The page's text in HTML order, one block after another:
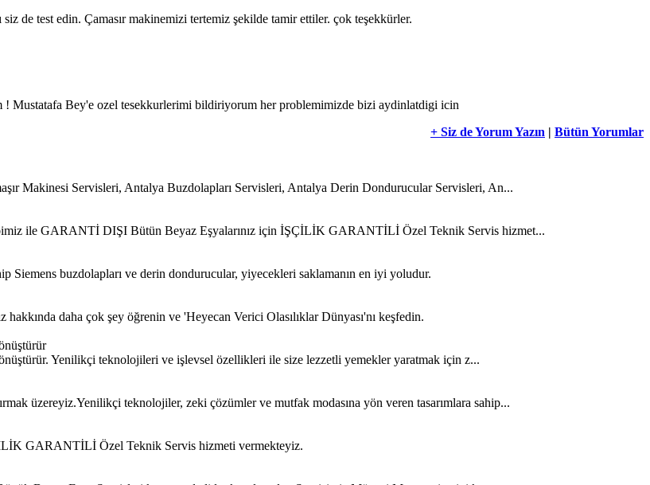
de test edin. Çamasır makinemizi tertemiz şekilde tamir ettiler. çok teşekkürler.
Bey'e ozel tesekkurlerimi bildiriyorum her problemimizde bizi aydinlatdigi icin
+ Siz de Yorum Yazın | Bütün Yorumlar
Makinesi Servisleri, Antalya Buzdolapları Servisleri, Antalya Derin Dondurucular Servisleri, An...
ile GARANTİ DIŞI Bütün Beyaz Eşyalarınız için İŞÇİLİK GARANTİLİ Özel Teknik Servis hizmet...
Siemens buzdolapları ve derin dondurucular, yiyecekleri saklamanın en iyi yoludur.
hakkında daha çok şey öğrenin ve 'Heyecan Verici Olasılıklar Dünyası'nı keşfedin.
Yenilikçi teknolojileri ve işlevsel özellikleri ile size lezzetli yemekler yaratmak için z...
üzereyiz.Yenilikçi teknolojiler, zeki çözümler ve mutfak modasına yön veren tasarımlara sahip...
GARANTİLİ Özel Teknik Servis hizmeti vermekteyiz.